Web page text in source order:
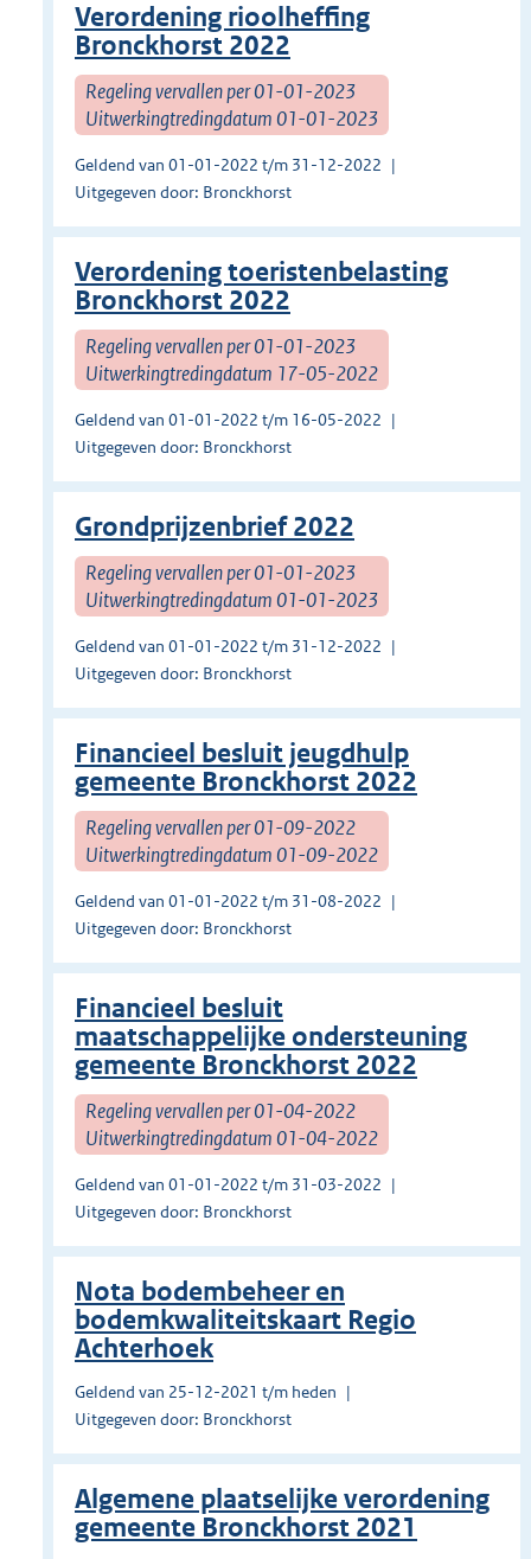
Verordening rioolheffing
Bronckhorst 2022
Regeling vervallen per 01-01-2023
Uitwerkingtredingdatum 01-01-2023
Geldend van 01-01-2022 t/m 31-12-2022
Uitgegeven door: Bronckhorst
Verordening toeristenbelasting
Bronckhorst 2022
Regeling vervallen per 01-01-2023
Uitwerkingtredingdatum 17-05-2022
Geldend van 01-01-2022 t/m 16-05-2022
Uitgegeven door: Bronckhorst
Grondprijzenbrief 2022
Regeling vervallen per 01-01-2023
Uitwerkingtredingdatum 01-01-2023
Geldend van 01-01-2022 t/m 31-12-2022
Uitgegeven door: Bronckhorst
Financieel besluit jeugdhulp
gemeente Bronckhorst 2022
Regeling vervallen per 01-09-2022
Uitwerkingtredingdatum 01-09-2022
Geldend van 01-01-2022 t/m 31-08-2022
Uitgegeven door: Bronckhorst
Financieel besluit
maatschappelijke ondersteuning
gemeente Bronckhorst 2022
Regeling vervallen per 01-04-2022
Uitwerkingtredingdatum 01-04-2022
Geldend van 01-01-2022 t/m 31-03-2022
Uitgegeven door: Bronckhorst
Nota bodembeheer en
bodemkwaliteitskaart Regio
Achterhoek
Geldend van 25-12-2021 t/m heden
Uitgegeven door: Bronckhorst
Algemene plaatselijke verordening
gemeente Bronckhorst 2021